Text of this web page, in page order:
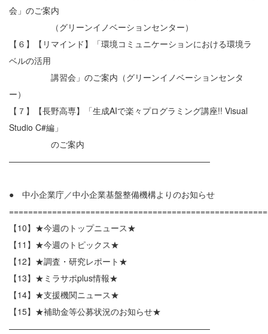
会」のご案内
（グリーンイノベーションセンター）
【６】【リマインド】「環境コミュニケーションにおける環境ラ
ベルの活用
講習会」のご案内（グリーンイノベーションセンタ
ー）
【７】【長野高専】「生成AIで楽々プログラミング講座!! Visual
Studio C#編」
のご案内
————————————————————————
● 中小企業庁／中小企業基盤整備機構よりのお知らせ
【10】★今週のトップニュース★
【11】★今週のトピックス★
【12】★調査・研究レポート★
【13】★ミラサポplus情報★
【14】★支援機関ニュース★
【15】★補助金等公募状況のお知らせ★
————————————————————————